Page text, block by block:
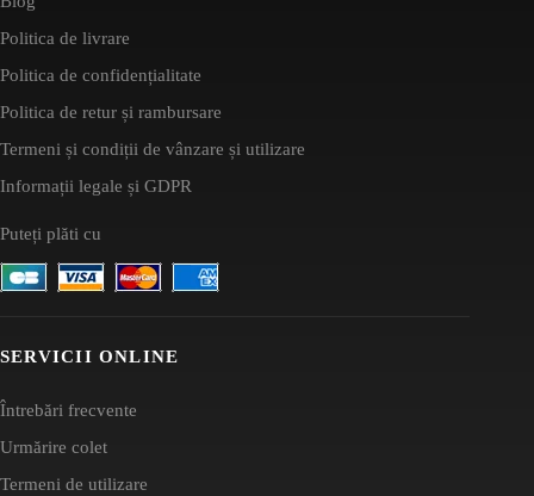
Politica de livrare
Politica de confidențialitate
Politica de retur și rambursare
Termeni și condiții de vânzare și utilizare
Informații legale și GDPR
Puteți plăti cu
SERVICII ONLINE
Întrebări frecvente
Urmărire colet
Termeni de utilizare